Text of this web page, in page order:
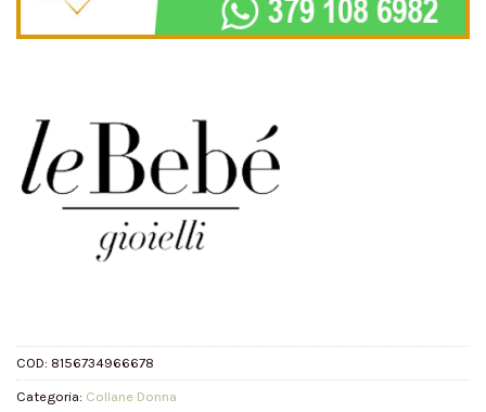
COD: 8156734966678
Categoria: Collane Donna